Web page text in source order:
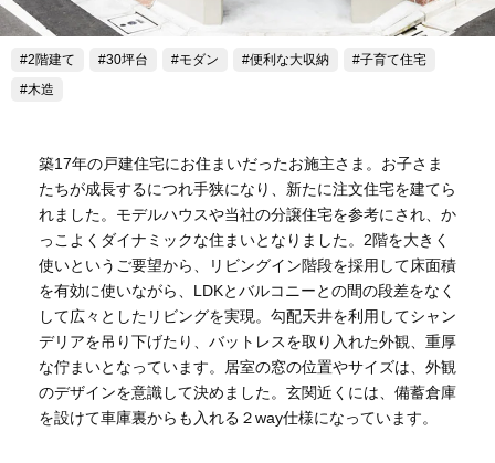
2階建て 30坪台 モダン 便利な大収納
子育て住宅
木造
築17年の戸建住宅にお住まいだったお施主さま。お子さま
たちが成長するにつれ手狭になり、新たに注文住宅を建てら
れました。モデルハウスや当社の分譲住宅を参考にされ、か
っこよくダイナミックな住まいとなりました。2階を大きく
使いというご要望から、リビングイン階段を採用して床面積
を有効に使いながら、LDKとバルコニーとの間の段差をなく
して広々としたリビングを実現。勾配天井を利用してシャン
デリアを吊り下げたり、バットレスを取り入れた外観、重厚
な佇まいとなっています。居室の窓の位置やサイズは、外観
のデザインを意識して決めました。玄関近くには、備蓄倉庫
を設けて車庫裏からも入れる２way仕様になっています。